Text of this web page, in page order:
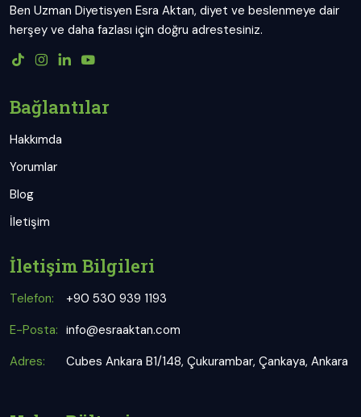
Ben Uzman Diyetisyen Esra Aktan, diyet ve beslenmeye dair
herşey ve daha fazlası için doğru adrestesiniz.
Bağlantılar
Hakkımda
Yorumlar
Blog
İletişim
İletişim Bilgileri
Telefon:
+90 530 939 1193
E-Posta: info@esraaktan.com
Adres:
Cubes Ankara B1/148, Çukurambar, Çankaya, Ankara